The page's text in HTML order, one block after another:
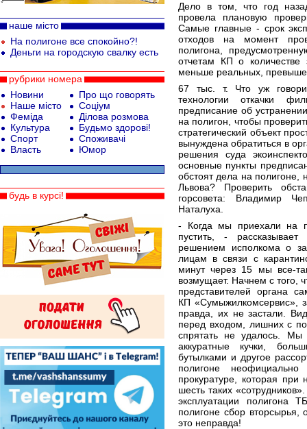
Дело в том, что год
провела плановую
Самые главные - срок
отходов на момент
полигона,
отчетам КП о количестве
меньше реальных,
67 тыс. т. Что уж
технологии откачки
предписание об
на полигон, чтобы
стратегический объект
вынуждена обратиться в
решения суда
основные пункты
обстоят дела на полигоне,
Львова? Проверить
горсовета: Владимир
Наталуха.
- Когда мы приехали на
пустить, -
решением исполкома о
лицам в связи с
минут через 15 мы все-
возмущает. Начнем с того,
представителей органа
КП «Сумыжилкомсервис»,
правда, их не застали.
перед входом, лишних с
спрятать не удалось.
аккуратные кучки,
бутылками и другое
полигоне
прокуратуре, которая при
шесть таких
эксплуатации полигона
полигоне сбор вторсырья,
это неправда!
наше місто
На полигоне все спокойно?!
Деньги на городскую свалку есть
рубрики номера
Новини
Наше місто
Феміда
Культура
Спорт
Власть
Про що говорять
Соціум
Ділова розмова
Будьмо здорові!
Споживачі
Юмор
будь в курсі!